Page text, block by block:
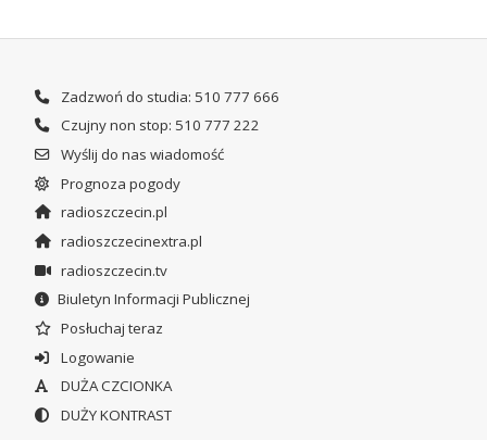
Zadzwoń do studia: 510 777 666
Czujny non stop: 510 777 222
Wyślij do nas wiadomość
Prognoza pogody
radioszczecin.pl
radioszczecinextra.pl
radioszczecin.tv
Biuletyn Informacji Publicznej
Posłuchaj teraz
Logowanie
DUŻA CZCIONKA
DUŻY KONTRAST